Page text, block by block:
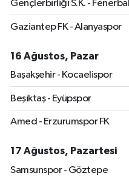
Gençlerbirliği S.K. -
Gaziantep FK - Alanyaspor
16 Ağustos, Pazar
Başakşehir - Kocaelispor
Beşiktaş - Eyüpspor
Amed - Erzurumspor FK
17 Ağustos, Pazartesi
Samsunspor - Göztepe